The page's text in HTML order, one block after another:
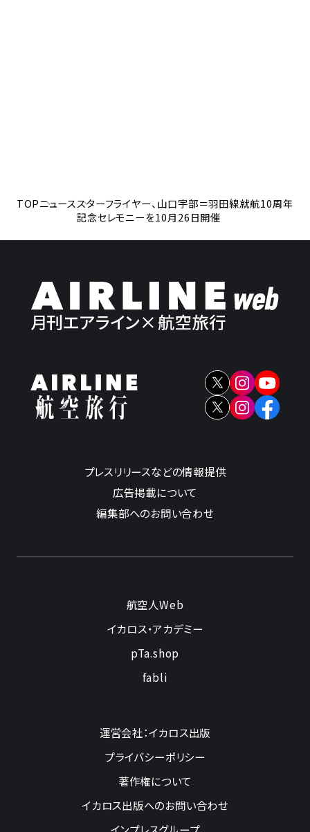
TOPニューススターフライヤー、山口宇部＝羽田線就航10周年
記念セレモニーを10月26日開催
プレスリリースなどの情報提供
広告掲載について
編集部へのお問い合わせ
航空人Web
イカロス・アカデミー
pTa.shop
fabli
運営会社：イカロス出版
プライバシーポリシー
著作権について
イカロス出版へのお問い合わせ
インプレスグループ